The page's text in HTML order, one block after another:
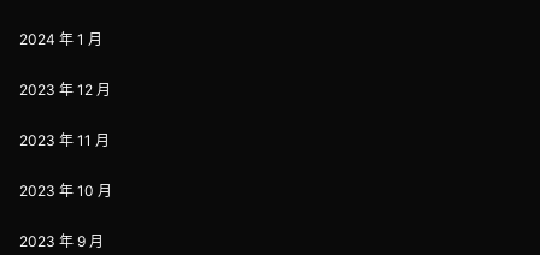
2024 年 1 月
2023 年 12 月
2023 年 11 月
2023 年 10 月
2023 年 9 月